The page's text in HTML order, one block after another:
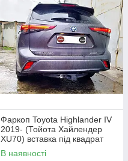
Фаркоп Toyota Highlander IV
2019- (Тойота Хайлендер
XU70) вставка під квадрат
В наявності